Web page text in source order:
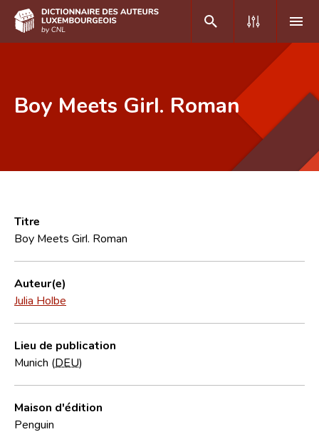
Foire aux questions
CNL
Équipe scientifique
Contact
Boy Meets Girl. Roman
Titre
Boy Meets Girl. Roman
Auteur(e)
Julia Holbe
Lieu de publication
Munich (DEU)
Maison d'édition
Penguin